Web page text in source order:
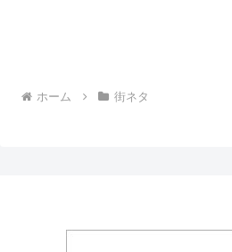
ホーム 街ネタ